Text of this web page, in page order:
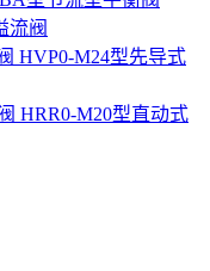
流阀
HVP0-M24型先导式
HRR0-M20型直动式